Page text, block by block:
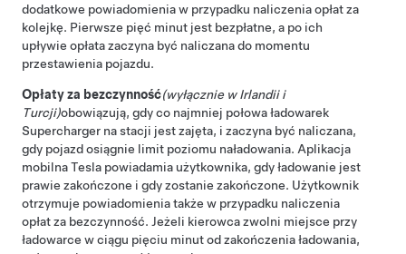
dodatkowe powiadomienia w przypadku naliczenia opłat za
kolejkę. Pierwsze pięć minut jest bezpłatne, a po ich
upływie opłata zaczyna być naliczana do momentu
przestawienia pojazdu.
Opłaty za bezczynność(wyłącznie w Irlandii i
Turcji)obowiązują, gdy co najmniej połowa ładowarek
Supercharger na stacji jest zajęta, i zaczyna być naliczana,
gdy pojazd osiągnie limit poziomu naładowania. Aplikacja
mobilna Tesla powiadamia użytkownika, gdy ładowanie jest
prawie zakończone i gdy zostanie zakończone. Użytkownik
otrzymuje powiadomienia także w przypadku naliczenia
opłat za bezczynność. Jeżeli kierowca zwolni miejsce przy
ładowarce w ciągu pięciu minut od zakończenia ładowania,